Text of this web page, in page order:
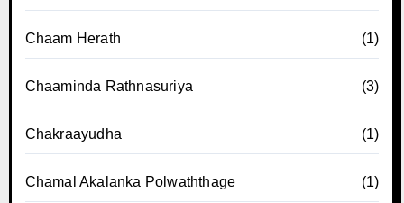
Chaam Herath (1)
Chaaminda Rathnasuriya (3)
Chakraayudha (1)
Chamal Akalanka Polwaththage (1)